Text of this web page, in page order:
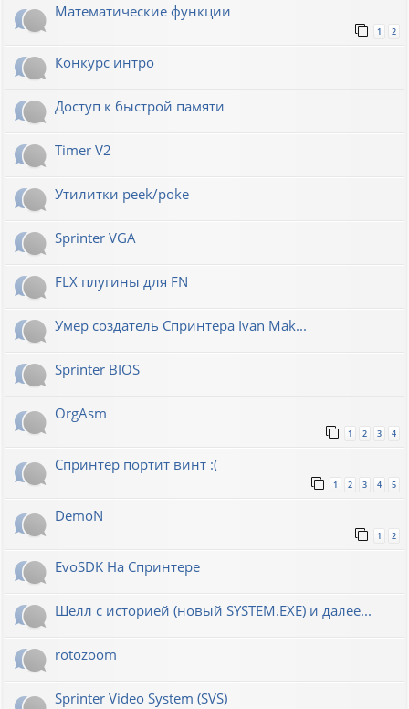
Математические функции
1 2
Конкурс интро
Доступ к быстрой памяти
Timer V2
Утилитки peek/poke
Sprinter VGA
FLX плугины для FN
Умер создатель Спринтера Ivan Mak...
Sprinter BIOS
OrgAsm
1 2 3 4
Спринтер портит винт :(
1 2 3 4 5
DemoN
1 2
EvoSDK На Спринтере
Шелл с историей (новый SYSTEM.EXE) и далее...
rotozoom
Sprinter Video System (SVS)